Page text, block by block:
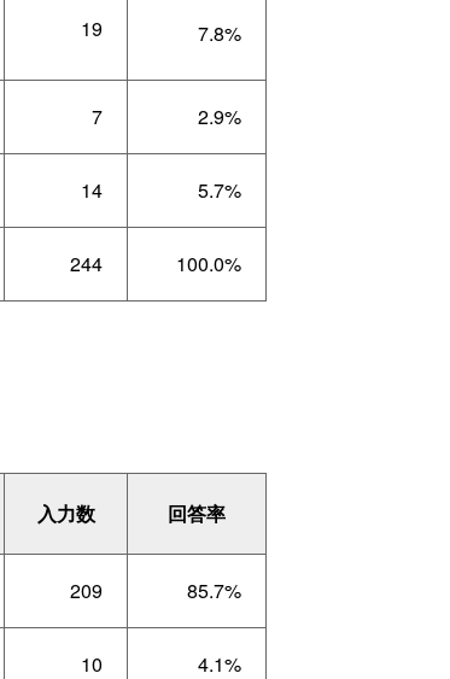
19 7.8%
7 2.9%
14 5.7%
244 100.0%
入力数 回答率
209 85.7%
10 4.1%